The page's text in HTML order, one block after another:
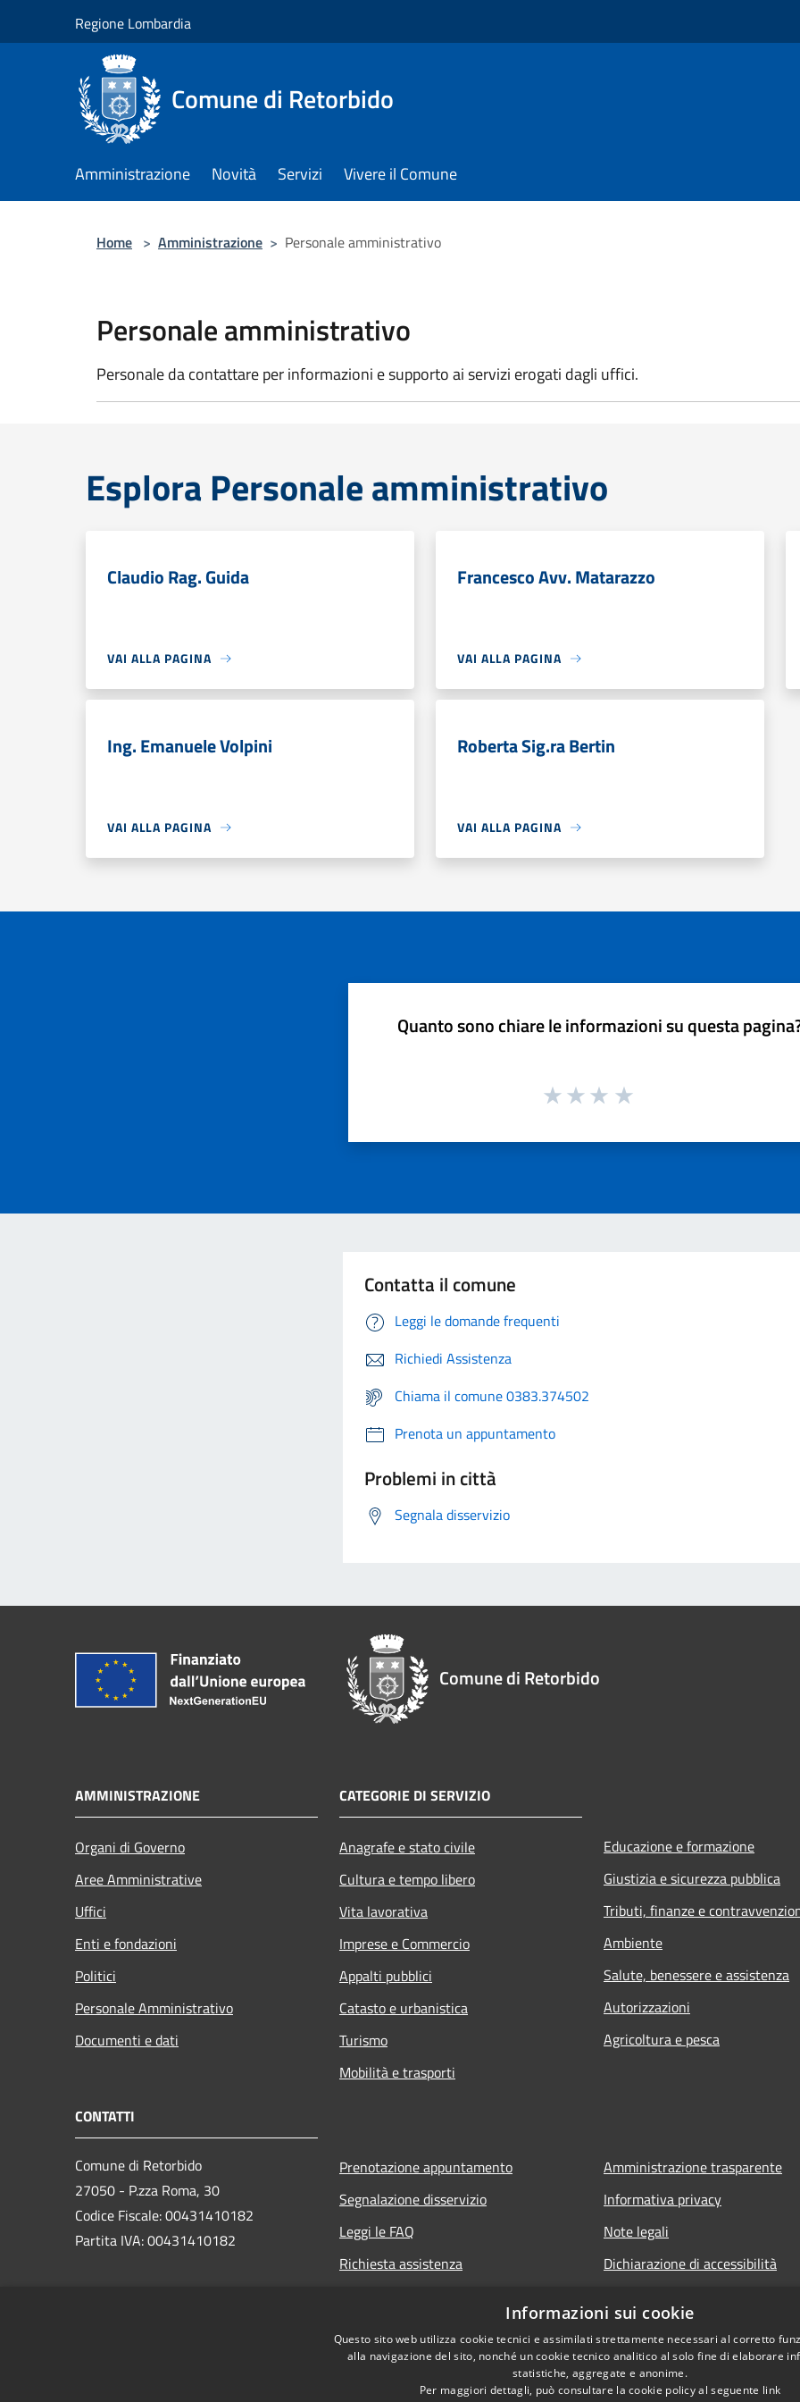
Regione Lombardia
Comune di Retorbido
Amministrazione Novità Servizi Vivere il Comune
Home > Amministrazione > Personale amministrativo
Personale amministrativo
Personale da contattare per informazioni e supporto ai servizi erogati dagli uffici.
Esplora Personale amministrativo
Claudio Rag. Guida
VAI ALLA PAGINA
Francesco Avv. Matarazzo
VAI ALLA PAGINA
Ing. Emanuele Volpini
VAI ALLA PAGINA
Roberta Sig.ra Bertin
VAI ALLA PAGINA
Quanto sono chiare le informazioni su questa
Contatta il comune
Leggi le domande frequenti
Richiedi Assistenza
Chiama il comune 0383.374502
Prenota un appuntamento
Problemi in città
Segnala disservizio
Comune di Retorbido
AMMINISTRAZIONE
Organi di Governo
Aree Amministrative
Uffici
Enti e fondazioni
Politici
Personale Amministrativo
Documenti e dati
CATEGORIE DI SERVIZIO
Anagrafe e stato civile
Cultura e tempo libero
Vita lavorativa
Imprese e Commercio
Appalti pubblici
Catasto e urbanistica
Turismo
Mobilità e trasporti
Educazione e formazione
Giustizia e sicurezza pubblica
Tributi, finanze e
Ambiente
Salute, benessere e assistenza
Autorizzazioni
Agricoltura e pesca
CONTATTI
Comune di Retorbido
27050 - P.zza Roma, 30
Codice Fiscale: 00431410182
Partita IVA: 00431410182
Prenotazione appuntamento
Segnalazione disservizio
Leggi le FAQ
Richiesta assistenza
Amministrazione trasparente
Informativa privacy
Note legali
Dichiarazione di accessibilità
Informazioni sui cookie
Questo sito web utilizza cookie tecnici e assimilati strettamente necessari al corretto
alla navigazione del sito, nonché un cookie tecnico analitico al solo fine di elaborare
statistiche, aggregate e anonime.
Per maggiori dettagli, può consultare la cookie policy al seguente link